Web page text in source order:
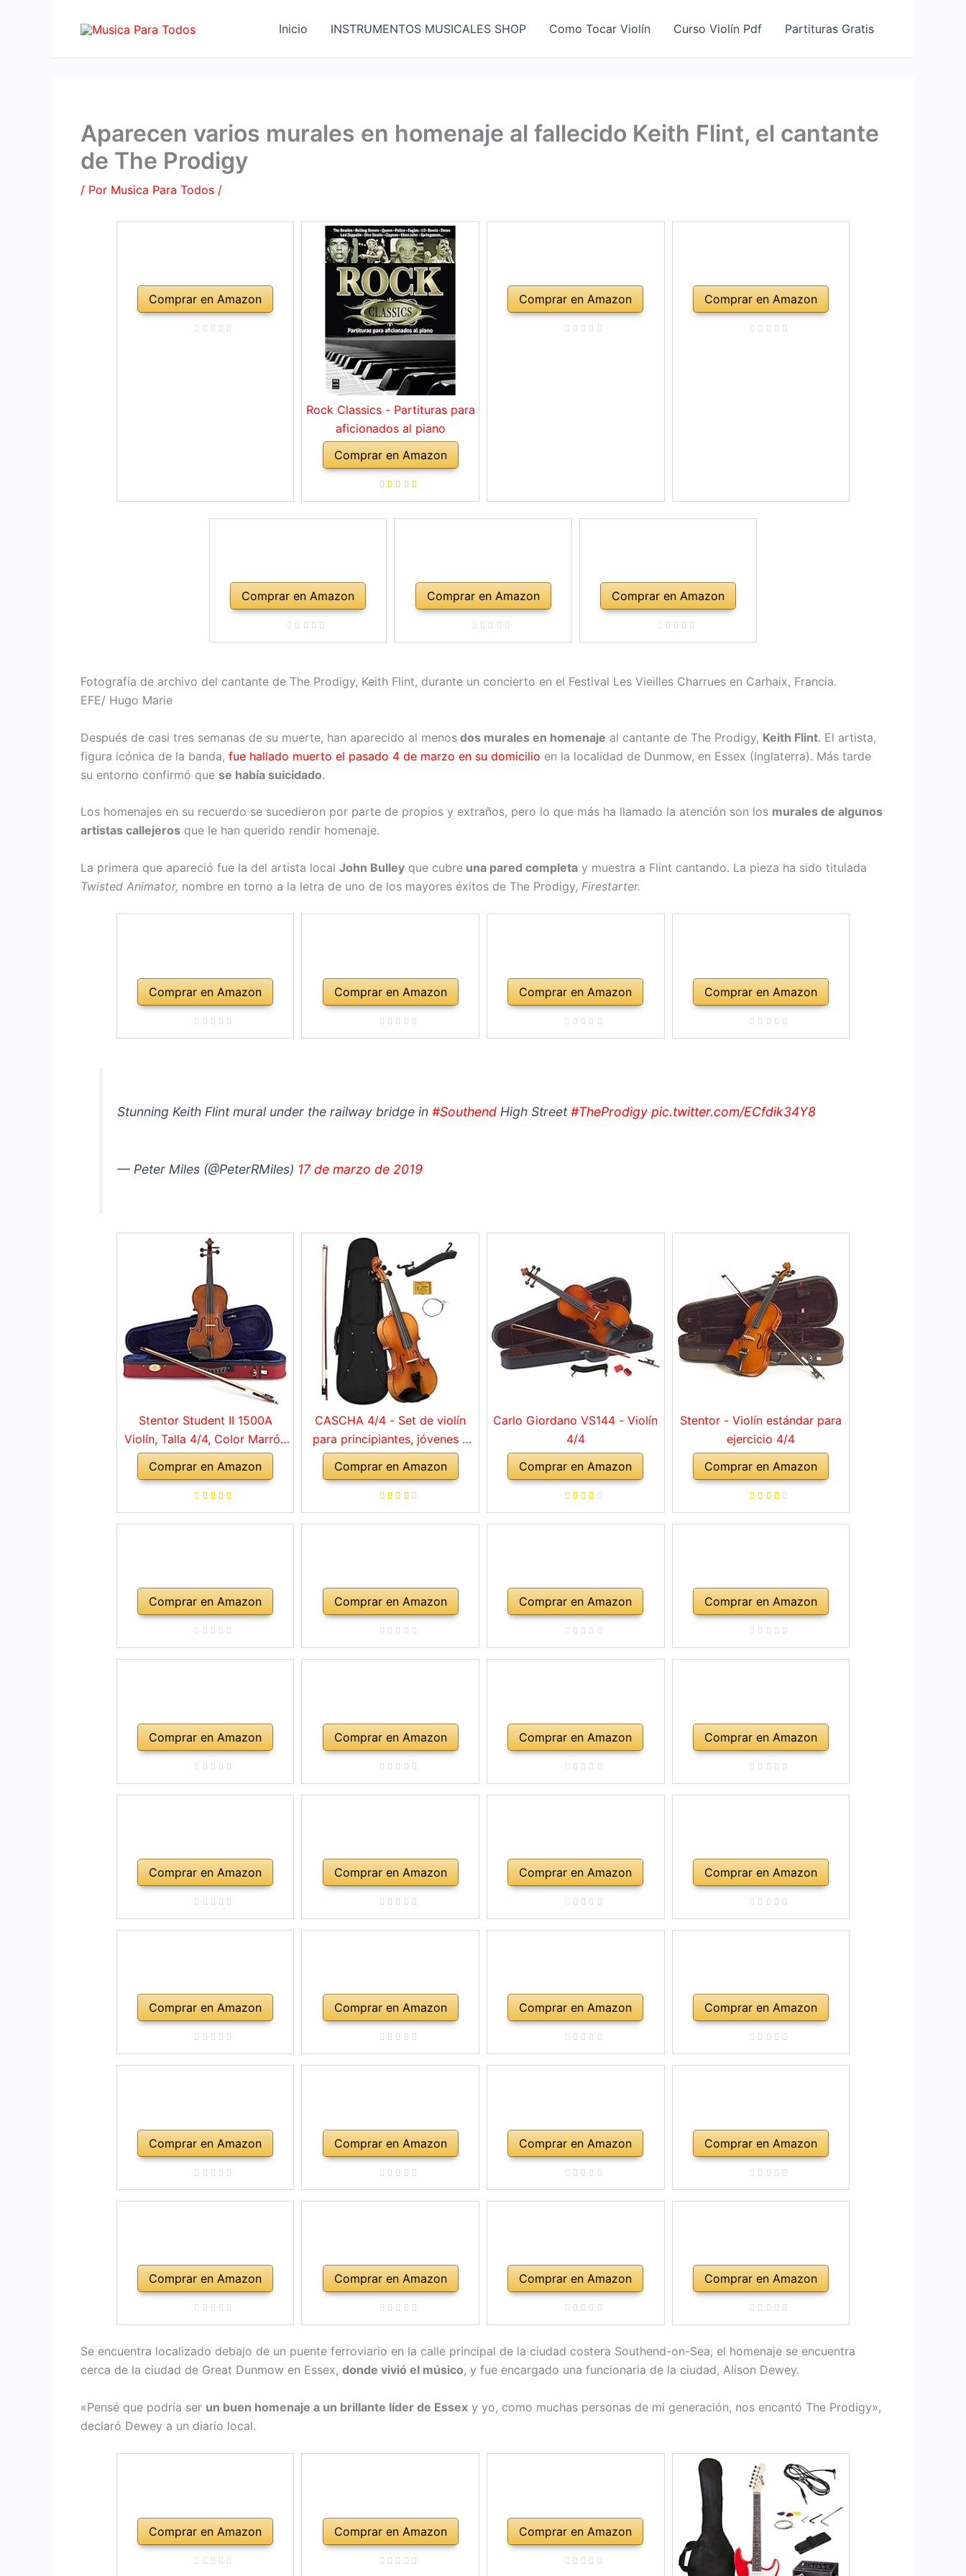
Inicio INSTRUMENTOS MUSICALES SHOP Como Tocar Violín Curso Violín Pdf Partituras Gratis
Aparecen varios murales en homenaje al fallecido Keith Flint, el cantante
de The Prodigy
/ Por Musica Para Todos /
Comprar en Amazon
Rock Classics - Partituras para
aficionados al piano
Comprar en Amazon
Comprar en Amazon Comprar en Amazon
Comprar en Amazon Comprar en Amazon Comprar en Amazon
Fotografía de archivo del cantante de The Prodigy, Keith Flint, durante un concierto en el Festival Les Vieilles Charrues en Carhaix, Francia.
EFE/ Hugo Marie
Después de casi tres semanas de su muerte, han aparecido al menos dos murales en homenaje al cantante de The Prodigy, Keith Flint. El artista,
figura icónica de la banda, fue hallado muerto el pasado 4 de marzo en su domicilio en la localidad de Dunmow, en Essex (Inglaterra). Más tarde
su entorno confirmó que se había suicidado.
Los homenajes en su recuerdo se sucedieron por parte de propios y extraños, pero lo que más ha llamado la atención son los murales de algunos
artistas callejeros que le han querido rendir homenaje.
La primera que apareció fue la del artista local John Bulley que cubre una pared completa y muestra a Flint cantando. La pieza ha sido titulada
Twisted Animator, nombre en torno a la letra de uno de los mayores éxitos de The Prodigy, Firestarter.
Comprar en Amazon Comprar en Amazon Comprar en Amazon Comprar en Amazon
Stunning Keith Flint mural under the railway bridge in#Southend High Street#TheProdigy pic.twitter.com/ECfdik34Y8
— Peter Miles (@PeterRMiles) 17 de marzo de 2019
Stentor Student II 1500A
Violín, Talla 4/4, Color Marrón
Rojo
Comprar en Amazon
CASCHA 4/4 - Set de violín
para principiantes, jóvenes y
adultos, violín macizo con
arco, colofonia, cuerdas de
repuesto, soporte para
hombro, maletín, abeto natural
Comprar en Amazon
Carlo Giordano VS144 - Violín
4/4
Comprar en Amazon
Stentor - Violín estándar para
ejercicio 4/4
Comprar en Amazon
Comprar en Amazon Comprar en Amazon Comprar en Amazon Comprar en Amazon
Comprar en Amazon Comprar en Amazon Comprar en Amazon Comprar en Amazon
Comprar en Amazon Comprar en Amazon Comprar en Amazon Comprar en Amazon
Comprar en Amazon Comprar en Amazon Comprar en Amazon Comprar en Amazon
Comprar en Amazon Comprar en Amazon Comprar en Amazon Comprar en Amazon
Comprar en Amazon Comprar en Amazon Comprar en Amazon Comprar en Amazon
Se encuentra localizado debajo de un puente ferroviario en la calle principal de la ciudad costera Southend-on-Sea, el homenaje se encuentra
cerca de la ciudad de Great Dunmow en Essex, donde vivió el músico, y fue encargado una funcionaria de la ciudad, Alison Dewey.
«Pensé que podría ser un buen homenaje a un brillante líder de Essex y yo, como muchas personas de mi generación, nos encantó The Prodigy»,
declaró Dewey a un diario local.
Comprar en Amazon Comprar en Amazon Comprar en Amazon